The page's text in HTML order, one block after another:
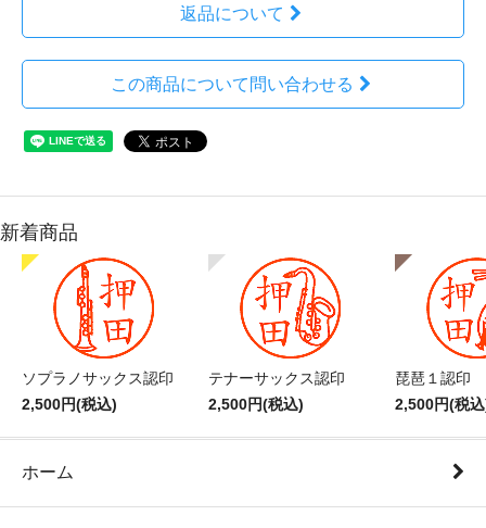
返品について
この商品について問い合わせる
新着商品
ソプラノサックス認印
2,500円(税込)
テナーサックス認印
2,500円(税込)
琵琶１認印
2,500円(税
ホーム